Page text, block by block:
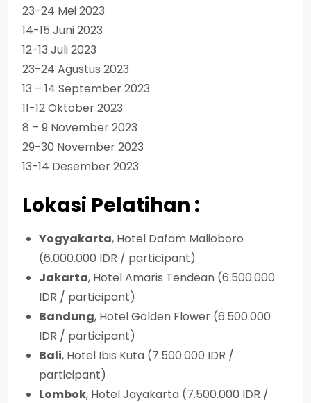
23-24 Mei 2023
14-15 Juni 2023
12-13 Juli 2023
23-24 Agustus 2023
13 – 14 September 2023
11-12 Oktober 2023
8 – 9 November 2023
29-30 November 2023
13-14 Desember 2023
Lokasi Pelatihan :
Yogyakarta, Hotel Dafam Malioboro
(6.000.000 IDR / participant)
Jakarta, Hotel Amaris Tendean (6.500.000
IDR / participant)
Bandung, Hotel Golden Flower (6.500.000
IDR / participant)
Bali, Hotel Ibis Kuta (7.500.000 IDR /
participant)
Lombok, Hotel Jayakarta (7.500.000 IDR /